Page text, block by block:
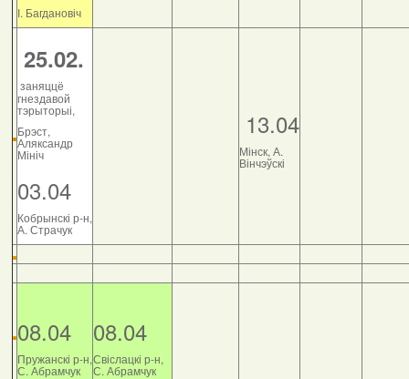
І. Багдановіч
25.02.
заняццё
гнездавой
тэрыторыі,
Брэст,
Аляксандр
Мініч
03.04
Кобрынскі р-н,
А. Страчук
13.04
Мінск, А.
Вінчэўскі
08.04
Пружанскі р-н,
С. Абрамчук
08.04
Свіслацкі р-н,
С. Абрамчук